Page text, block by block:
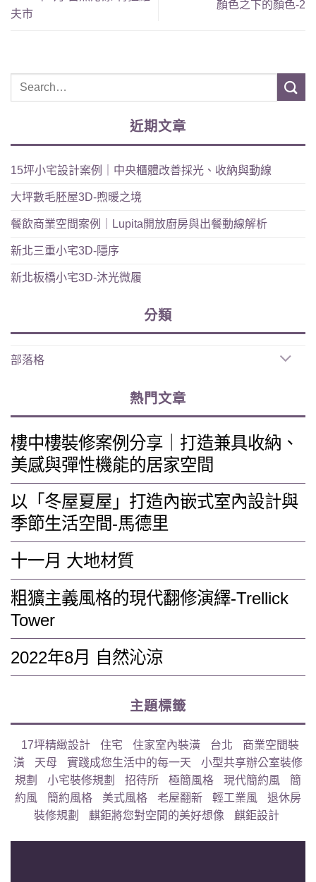
夫市
顏色之下的顏色-2
近期文章
15坪小宅設計案例｜中央櫃體改善採光、收納與動線
大坪數毛胚屋3D-煦暖之境
餐飲商業空間案例｜Lupita開放廚房與出餐動線解析
新北三重小宅3D-隱序
新北板橋小宅3D-沐光微履
分類
部落格
熱門文章
樓中樓裝修案例分享｜打造兼具收納、
美感與彈性機能的居家空間
以「冬屋夏屋」打造內嵌式室內設計與
季節生活空間-馬德里
十一月 大地材質
粗獷主義風格的現代翻修演繹-Trellick
Tower
2022年8月 自然沁涼
主題標籤
17坪精緻設計 住宅 住家室內裝潢 台北
商業空間裝
潢
天母 實踐成您生活中的每一天
小型共享辦公室裝修
規劃
小宅裝修規劃 招待所 極簡風格 現代簡約風
簡
約風
簡約風格 美式風格 老屋翻新 輕工業風
退休房
裝修規劃
麒鉅將您對空間的美好想像 麒鉅設計